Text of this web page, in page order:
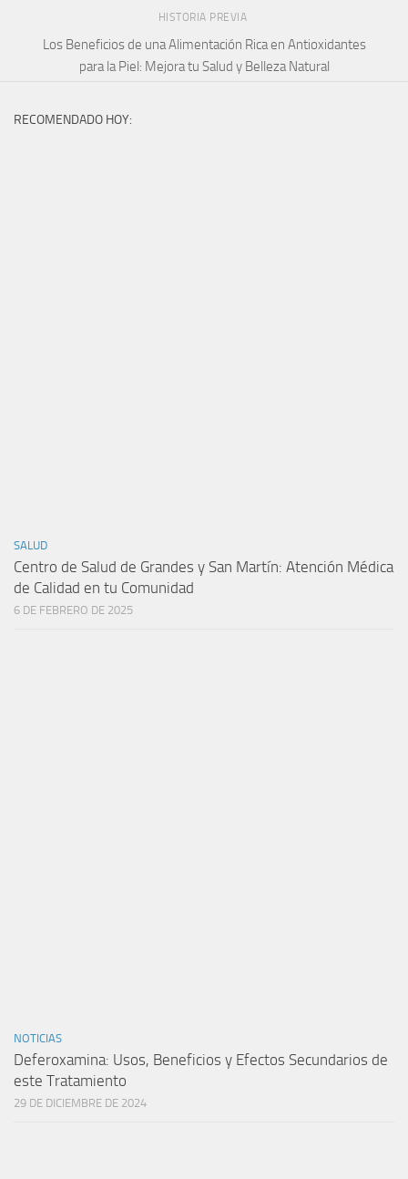
HISTORIA PREVIA
Los Beneficios de una Alimentación Rica en Antioxidantes
para la Piel: Mejora tu Salud y Belleza Natural
RECOMENDADO HOY:
SALUD
Centro de Salud de Grandes y San Martín: Atención Médica
de Calidad en tu Comunidad
6 DE FEBRERO DE 2025
NOTICIAS
Deferoxamina: Usos, Beneficios y Efectos Secundarios de
este Tratamiento
29 DE DICIEMBRE DE 2024